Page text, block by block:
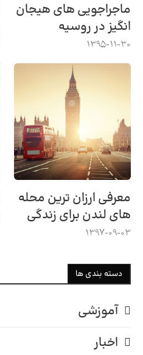
ماجراجویی های هیجان
انگیز در روسیه
1395-11-30
معرفی ارزان ترین محله
های لندن برای زندگی
1397-09-03
دسته بندی ها
آموزشی
اخبار